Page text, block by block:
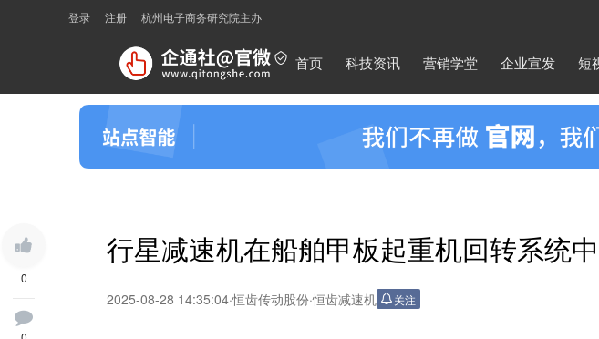
登录 注册 杭州电子商务研究院主办
首页 科技资讯 营销学堂 企业宣发 短
0
行星减速机在船舶甲板起重机回转系统
2025-08-28 14:35:04·恒齿传动股份·恒齿减速机 关注